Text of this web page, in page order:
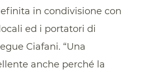
in condivisione con
ed i portatori di
Ciafani. “Una
anche perché la